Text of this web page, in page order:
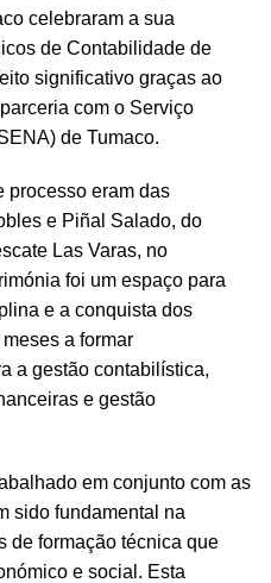
celebraram a sua
de Contabilidade de
significativo graças ao
com o Serviço
de Tumaco.
processo eram das
e Piñal Salado, do
Las Varas, no
foi um espaço para
e a conquista dos
a formar
a gestão contabilística,
e gestão
em conjunto com as
sido fundamental na
de formação técnica que
e social. Esta